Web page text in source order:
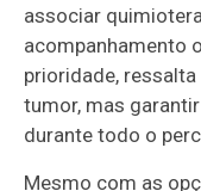
associar
acompanhamento
prioridade, ressalta
tumor, mas
durante todo o
Mesmo com as